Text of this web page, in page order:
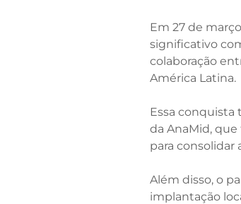
Em 27 de
significativo
colaboração
América Latina.​
Essa
da AnaMid,
para consolidar
Além disso, o
implantação